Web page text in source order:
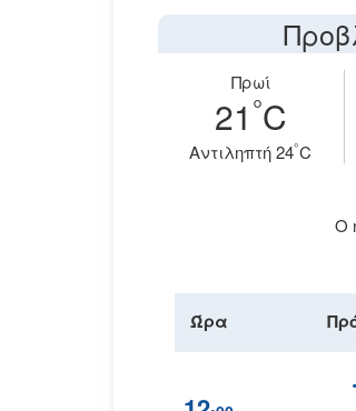
Πρωί
21 °C
Aντιληπτή 24°C
Ο
Ώρα